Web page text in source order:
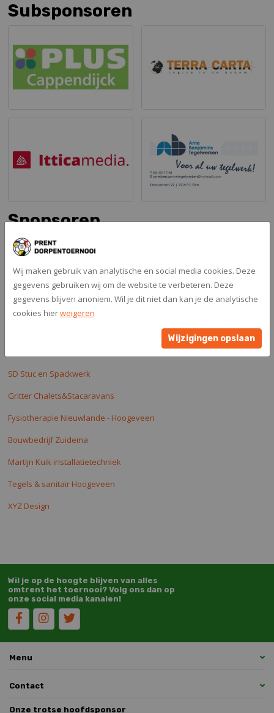
Subsponsoren
Sponsoren
I.B.K Hollandscheveld
Tegelzetbedrijf Herald Kuiper
Bruins financiële Dienstverlening
SD Stuc en Spackwerk
Gritter Chalets&Stacaravans
Fysiotherapie Nieuwlande - Hoogeveen
Bouwbedrijf Zuidema
Martijn Kuik installatietechniek
Tegels & sanitair Hoogeveen
XYZ Design
Wil je op de hoogte blijven van alles
omtrent het toernooi? Volg ons dan op
onze social media kanalen!
Menu
Contact
Onze trotse hoofdsponsor
Wij maken gebruik van analytische en social media cookies. Deze
gegevens gebruiken wij om de website te verbeteren. Deze
gegevens blijven anoniem. Wil je dit niet dan kan je de analytische
cookies hierweigeren
Wijzigingen opslaan